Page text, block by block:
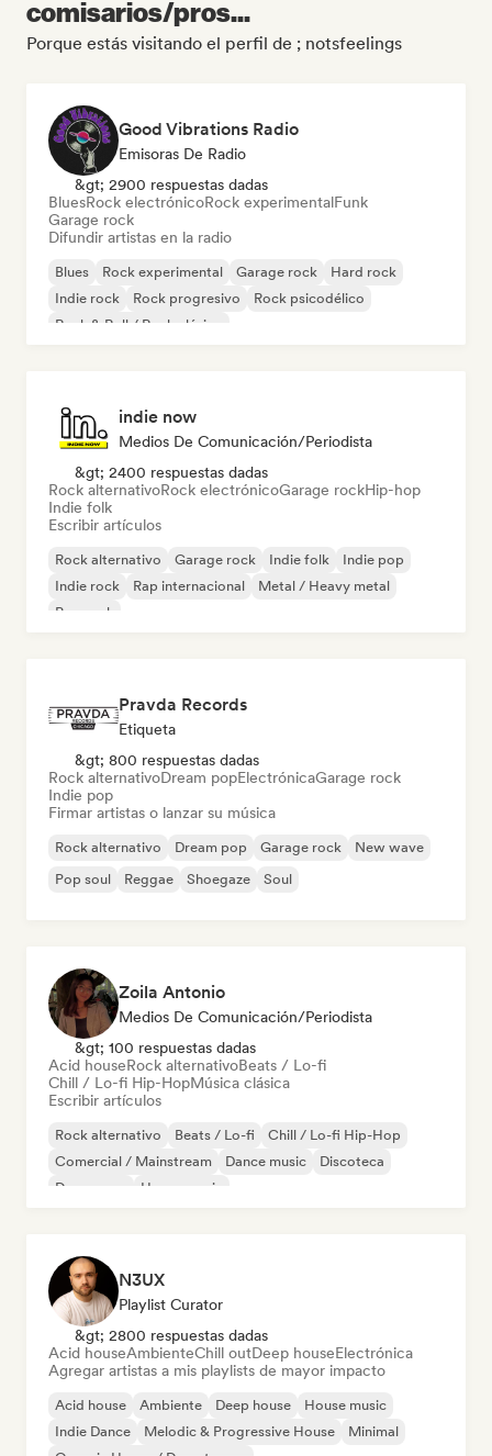
comisarios/pros...
Porque estás visitando el perfil de ; notsfeelings
Good Vibrations Radio
Emisoras De Radio
&gt; 2900 respuestas dadas
BluesRock electrónicoRock experimentalFunk
Garage rock
Difundir artistas en la radio
Blues Rock experimental Garage rock
Hard rock
Indie rock
Rock progresivo
Rock psicodélico
Rock & Roll / Rock clásico
indie now
Medios De Comunicación/Periodista
&gt; 2400 respuestas dadas
Rock alternativoRock electrónicoGarage rockHip-hop
Indie folk
Escribir artículos
Rock alternativo Garage rock Indie folk
Indie pop
Indie rock
Rap internacional
Metal / Heavy metal
Pop rock
Pravda Records
Etiqueta
&gt; 800 respuestas dadas
Rock alternativoDream popElectrónicaGarage rock
Indie pop
Firmar artistas o lanzar su música
Rock alternativo Dream pop Garage rock
New wave
Pop soul
Reggae Shoegaze Soul
Zoila Antonio
Medios De Comunicación/Periodista
&gt; 100 respuestas dadas
Acid houseRock alternativoBeats / Lo-fi
Chill / Lo-fi Hip-HopMúsica clásica
Escribir artículos
Rock alternativo Beats / Lo-fi
Chill / Lo-fi Hip-Hop
Comercial / Mainstream
Dance music
Discoteca
Dream pop
House music
N3UX
Playlist Curator
&gt; 2800 respuestas dadas
Acid houseAmbienteChill outDeep houseElectrónica
Agregar artistas a mis playlists de mayor impacto
Acid house Ambiente Deep house
House music
Indie Dance
Melodic & Progressive House
Minimal